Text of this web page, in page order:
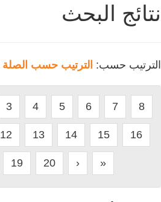
نتائج البحث
الترتيب حسب: الترتيب حسب الصلة
3 4 5 6 7 8
12 13 14 15 16
19 20 › »